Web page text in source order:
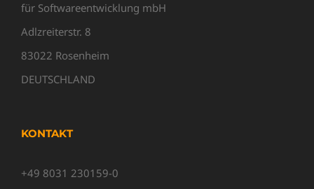
für Softwareentwicklung mbH
Adlzreiterstr. 8
83022 Rosenheim
DEUTSCHLAND
KONTAKT
+49 8031 230159-0